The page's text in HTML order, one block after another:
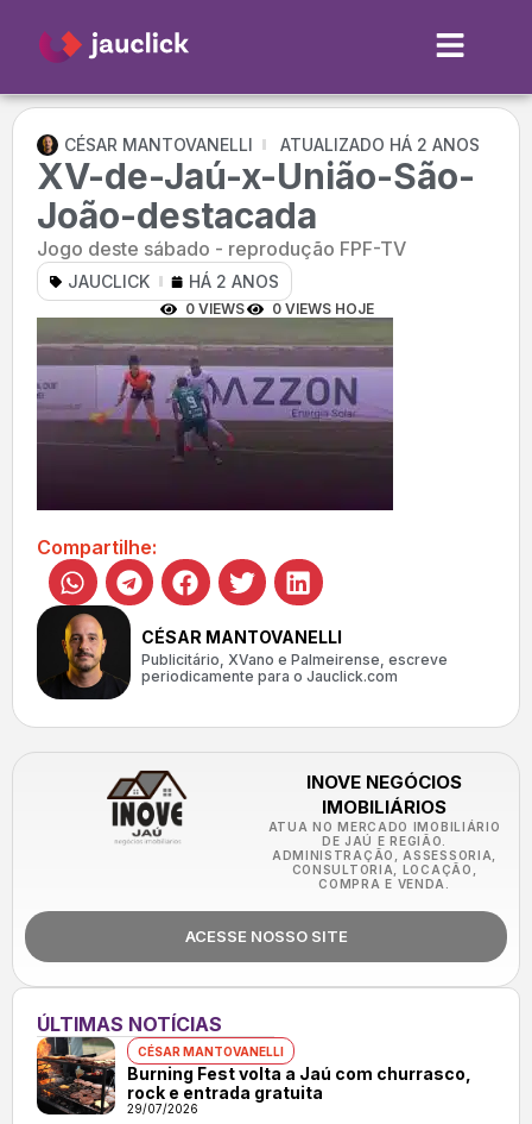
CÉSAR MANTOVANELLI ATUALIZADO HÁ 2 ANOS
XV-de-Jaú-x-União-São-
João-destacada
Jogo deste sábado - reprodução FPF-TV
JAUCLICK HÁ 2 ANOS
0 VIEWS 0 VIEWS HOJE
Compartilhe:
CÉSAR MANTOVANELLI
Publicitário, XVano e Palmeirense, escreve
periodicamente para o Jauclick.com
INOVE NEGÓCIOS
IMOBILIÁRIOS
ATUA NO MERCADO IMOBILIÁRIO
DE JAÚ E REGIÃO.
ADMINISTRAÇÃO, ASSESSORIA,
CONSULTORIA, LOCAÇÃO,
COMPRA E VENDA.
ACESSE NOSSO SITE
ÚLTIMAS NOTÍCIAS
CÉSAR MANTOVANELLI
Burning Fest volta a Jaú com churrasco,
rock e entrada gratuita
29/07/2026